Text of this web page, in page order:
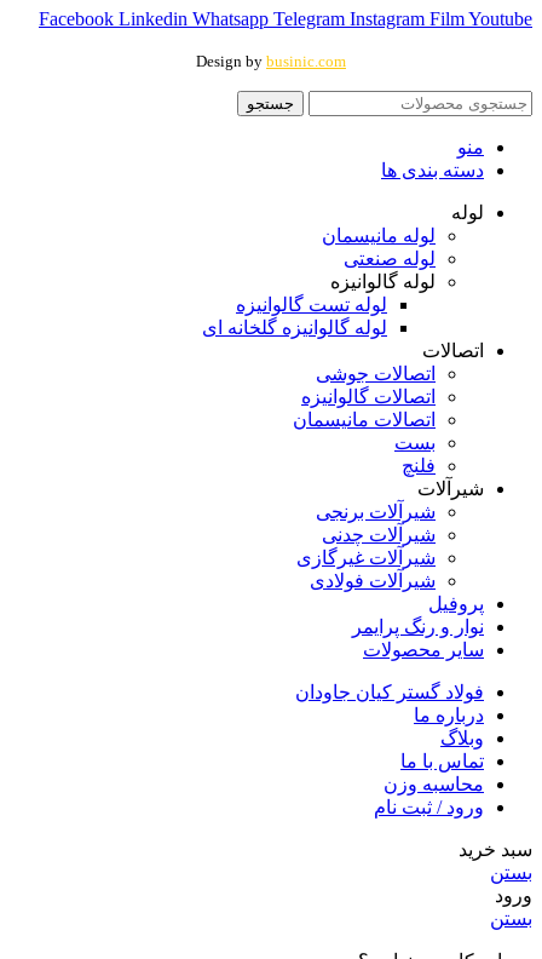
Facebook Linkedin Whatsapp Telegram Instagram FilmYoutube
Design by businic.com
جستجو
منو
دسته بندی ها
لوله
لوله مانیسمان
لوله صنعتی
لوله گالوانیزه
لوله تست گالوانیزه
لوله گالوانیزه گلخانه ای
اتصالات
اتصالات جوشی
اتصالات گالوانیزه
اتصالات مانیسمان
بست
فلنچ
شیرآلات
شیرآلات برنجی
شیرآلات چدنی
شیرآلات غیرگازی
شیرآلات فولادی
پروفیل
نوار و رنگ پرایمر
سایر محصولات
فولاد گستر کیان جاودان
درباره ما
وبلاگ
تماس با ما
محاسبه وزن
ورود / ثبت نام
سبد خرید
بستن
ورود
بستن